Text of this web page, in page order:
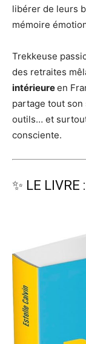
libérer de leurs
mémoire
Trekkeuse
des retraites
intérieureen
partage tout
outils… et
consciente.
✨ LE LIVRE